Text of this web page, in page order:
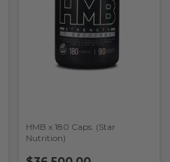
HMB x 180 Caps. (Star
Nutrition)